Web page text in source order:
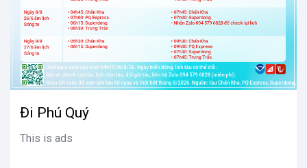
Đi Phú Quý
This is ads